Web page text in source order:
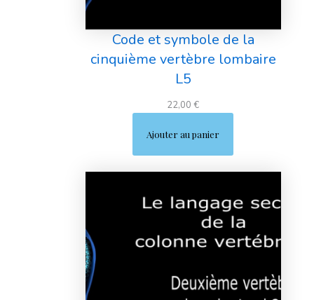
Code et symbole de la
cinquième vertèbre lombaire
L5
22,00€
Ajouter au panier